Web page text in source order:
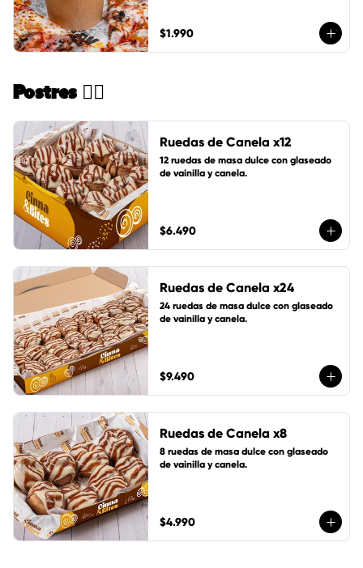
$1.990
Postres 🏄🏻
Ruedas de Canela x12
12 ruedas de masa dulce con glaseado
de vainilla y canela.
$6.490
Ruedas de Canela x24
24 ruedas de masa dulce con glaseado
de vainilla y canela.
$9.490
Ruedas de Canela x8
8 ruedas de masa dulce con glaseado
de vainilla y canela.
$4.990